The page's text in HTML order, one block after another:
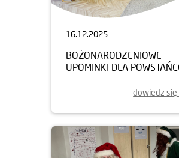
16.12.2025
BOŻONARODZENIOWE
UPOMINKI DLA
dowiedz się